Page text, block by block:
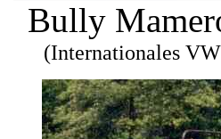
Bully
(Internationales